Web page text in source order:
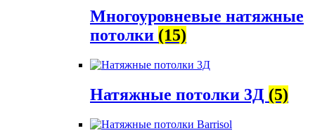
Многоуровневые натяжные
потолки (15)
Натяжные потолки 3Д (5)